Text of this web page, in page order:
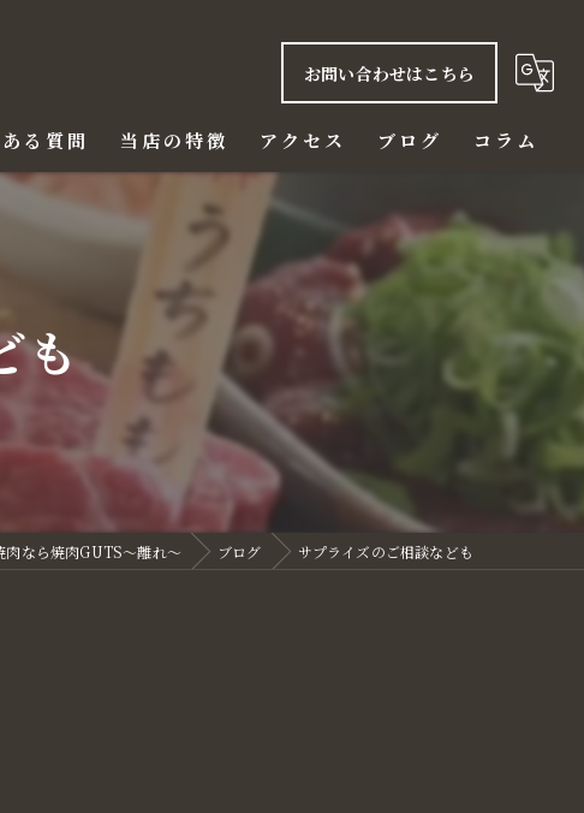
お問い合わせはこちら
る質問 当店の特徴
ディナー
アクセス ブログ コラム
も
肉なら焼肉GUTS～離れ～ ブログ サプライズのご相談なども